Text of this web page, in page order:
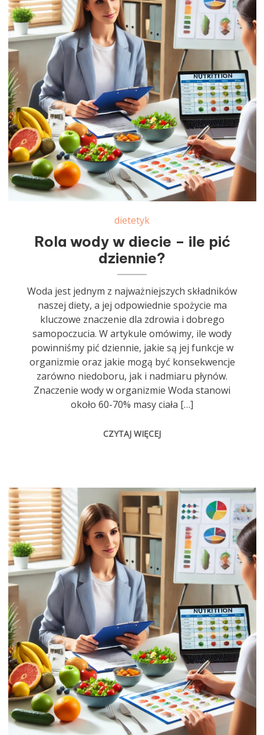
dietetyk
Rola wody w diecie – ile pić
dziennie?
Woda jest jednym z najważniejszych składników
naszej diety, a jej odpowiednie spożycie ma
kluczowe znaczenie dla zdrowia i dobrego
samopoczucia. W artykule omówimy, ile wody
powinniśmy pić dziennie, jakie są jej funkcje w
organizmie oraz jakie mogą być konsekwencje
zarówno niedoboru, jak i nadmiaru płynów.
Znaczenie wody w organizmie Woda stanowi
około 60-70% masy ciała […]
CZYTAJ WIĘCEJ